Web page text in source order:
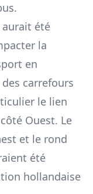
aurait été
la
en
carrefours
le lien
Ouest. Le
et le rond
été
hollandaise